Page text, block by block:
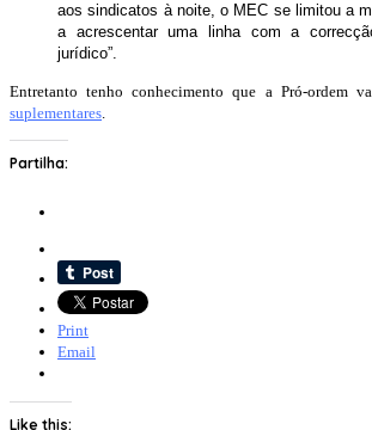
aos sindicatos à noite, o MEC se limitou a
a acrescentar uma linha com a
jurídico”.
Entretanto tenho conhecimento que a Pró-ordem
suplementares
Partilha:
Print
Email
Like this: